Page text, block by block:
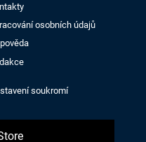
osobních údajů
soukromí